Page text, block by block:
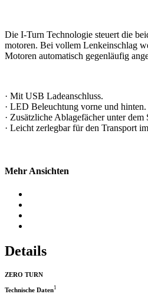
Die I-Turn Technologie steuert die
motoren. Bei vollem Lenkeinschlag
Motoren automatisch gegenläufig
· Mit USB Ladeanschluss.
· LED Beleuchtung vorne und hinten.
· Zusätzliche Ablagefächer unter dem
· Leicht zerlegbar für den Transport
Mehr Ansichten
Details
ZERO TURN
Technische Daten1